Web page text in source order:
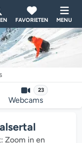
FAVORIETEN MENU
23
Webcams
Zoom in en